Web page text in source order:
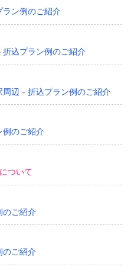
ラン例のご紹介
込プラン例のご紹介
辺－折込プラン例のご紹介
例のご紹介
ついて
のご紹介
のご紹介